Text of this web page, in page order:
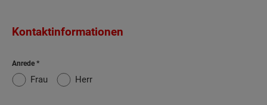
Kontaktinformationen
Anrede
Frau Herr